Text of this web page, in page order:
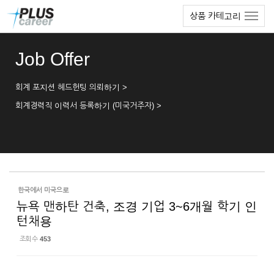
상품 카테고리
Job Offer
회계 포지션 헤드헌팅 의뢰하기 >
회계경력직 이력서 등록하기 (미국거주자) >
한국에서 미국으로
뉴욕 맨하탄 건축, 조경 기업 3~6개월 학기 인
턴채용
조회 수 453